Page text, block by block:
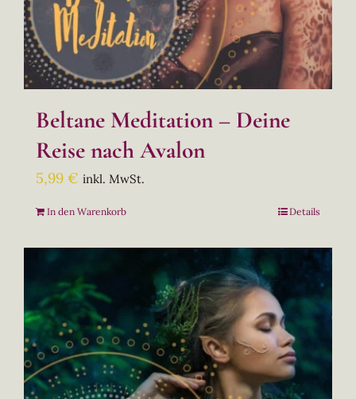
Beltane Meditation – Deine
Reise nach Avalon
5,99 € inkl. MwSt.
In den Warenkorb Details